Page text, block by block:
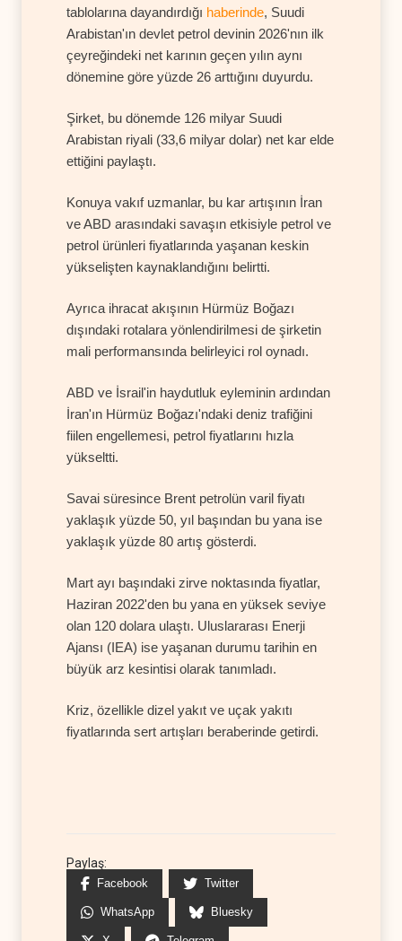
tablolarına dayandırdığı haberinde, Suudi
Arabistan'ın devlet petrol devinin 2026'nın ilk
çeyreğindeki net karının geçen yılın aynı
dönemine göre yüzde 26 arttığını duyurdu.
Şirket, bu dönemde 126 milyar Suudi
Arabistan riyali (33,6 milyar dolar) net kar elde
ettiğini paylaştı.
Konuya vakıf uzmanlar, bu kar artışının İran
ve ABD arasındaki savaşın etkisiyle petrol ve
petrol ürünleri fiyatlarında yaşanan keskin
yükselişten kaynaklandığını belirtti.
Ayrıca ihracat akışının Hürmüz Boğazı
dışındaki rotalara yönlendirilmesi de şirketin
mali performansında belirleyici rol oynadı.
ABD ve İsrail'in haydutluk eyleminin ardından
İran'ın Hürmüz Boğazı'ndaki deniz trafiğini
fiilen engellemesi, petrol fiyatlarını hızla
yükseltti.
Savai süresince Brent petrolün varil fiyatı
yaklaşık yüzde 50, yıl başından bu yana ise
yaklaşık yüzde 80 artış gösterdi.
Mart ayı başındaki zirve noktasında fiyatlar,
Haziran 2022'den bu yana en yüksek seviye
olan 120 dolara ulaştı. Uluslararası Enerji
Ajansı (IEA) ise yaşanan durumu tarihin en
büyük arz kesintisi olarak tanımladı.
Kriz, özellikle dizel yakıt ve uçak yakıtı
fiyatlarında sert artışları beraberinde getirdi.
Paylaş:
Facebook Twitter
WhatsApp Bluesky